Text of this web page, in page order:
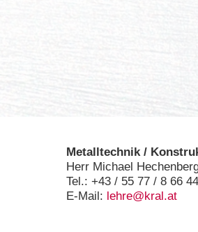
Metalltechnik /
Herr Michael
Tel.: +43 / 55 77 / 8 66
E-Mail: lehre@kral.at